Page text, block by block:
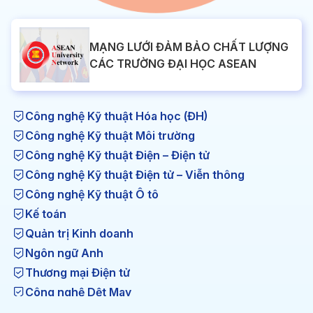
MẠNG LƯỚI ĐẢM BẢO CHẤT LƯỢNG
CÁC TRƯỜNG ĐẠI HỌC ASEAN
Công nghệ Kỹ thuật Hóa học (ĐH)
Công nghệ Kỹ thuật Môi trường
Công nghệ Kỹ thuật Điện – Điện tử
Công nghệ Kỹ thuật Điện tử – Viễn thông
Công nghệ Kỹ thuật Ô tô
Kế toán
Quản trị Kinh doanh
Ngôn ngữ Anh
Thương mại Điện tử
Công nghệ Dệt May